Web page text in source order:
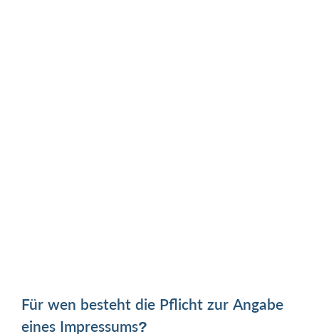
Für wen besteht die Pflicht zur Angabe
eines Impressums?